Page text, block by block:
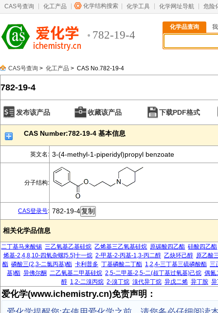
CAS号查询 化工产品 化学结构搜索 化学工具 化学网址导航 危险
782-19-4
化学品查询
CAS号查询 > 化工产品 > CAS No.782-19-4
782-19-4
发布该产品 收藏该产品 下载PDF格式
CAS Number:782-19-4 基本信息
英文名: 3-(4-methyl-1-piperidyl)propyl benzoate
分子结构:
CAS登录号: 782-19-4
相关化学品信息
二丁基马来酸锡 三乙氧基乙基硅烷 乙烯基三乙氧基硅烷 原碳酸四乙酯 硅酸四乙酯
烯基-2,4,8,10-四氧杂螺[5.5]十一烷 2-甲基-2-丙基-1,3-丙二醇 乙炔环己醇 原乙酸
酯 磷酸三(2,3-二氯丙基)酯 卡利普多 丁基磷酸二丁酯 1,2,4-三丁基三硫磷酸酯 三
基)酯 异佛尔酮 二乙氧基二甲基硅烷 2,5-二甲基-2,5-二(叔丁基过氧基)己烷 偶氮
醇 1,2-二溴丙烷 2-溴丁烷 溴代异丁烷 异戊二烯 异丁胺
爱化学(www.ichemistry.cn)免责声明：